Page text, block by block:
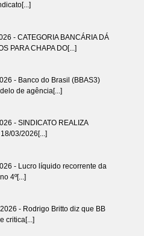
- CATEGORIA BANCÁRIA DÁ
PARA CHAPA DO[...]
- Banco do Brasil (BBAS3)
de agência[...]
- SINDICATO REALIZA
03/2026[...]
- Lucro líquido recorrente da
4º[...]
- Rodrigo Britto diz que BB
critica[...]